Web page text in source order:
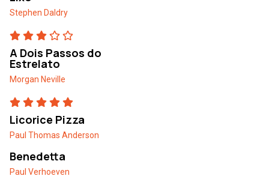
Stephen Daldry
A Dois Passos do
Estrelato
Morgan Neville
Licorice Pizza
Paul Thomas Anderson
Benedetta
Paul Verhoeven